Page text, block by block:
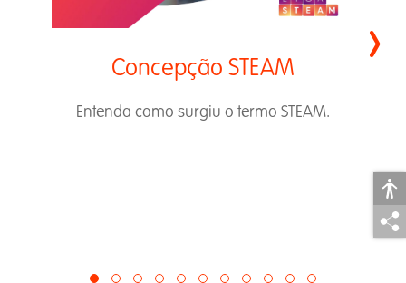
Concepção STEAM
Entenda como surgiu o termo STEAM.
›